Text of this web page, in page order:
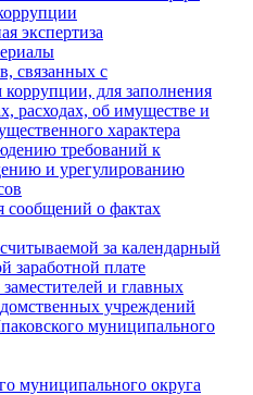
экспертиза
связанных с
коррупции, для заполнения
расходах, об имуществе и
характера
требований к
и урегулированию
сообщений о фактах
за календарный
заработной плате
и главных
учреждений
муниципального
муниципального округа